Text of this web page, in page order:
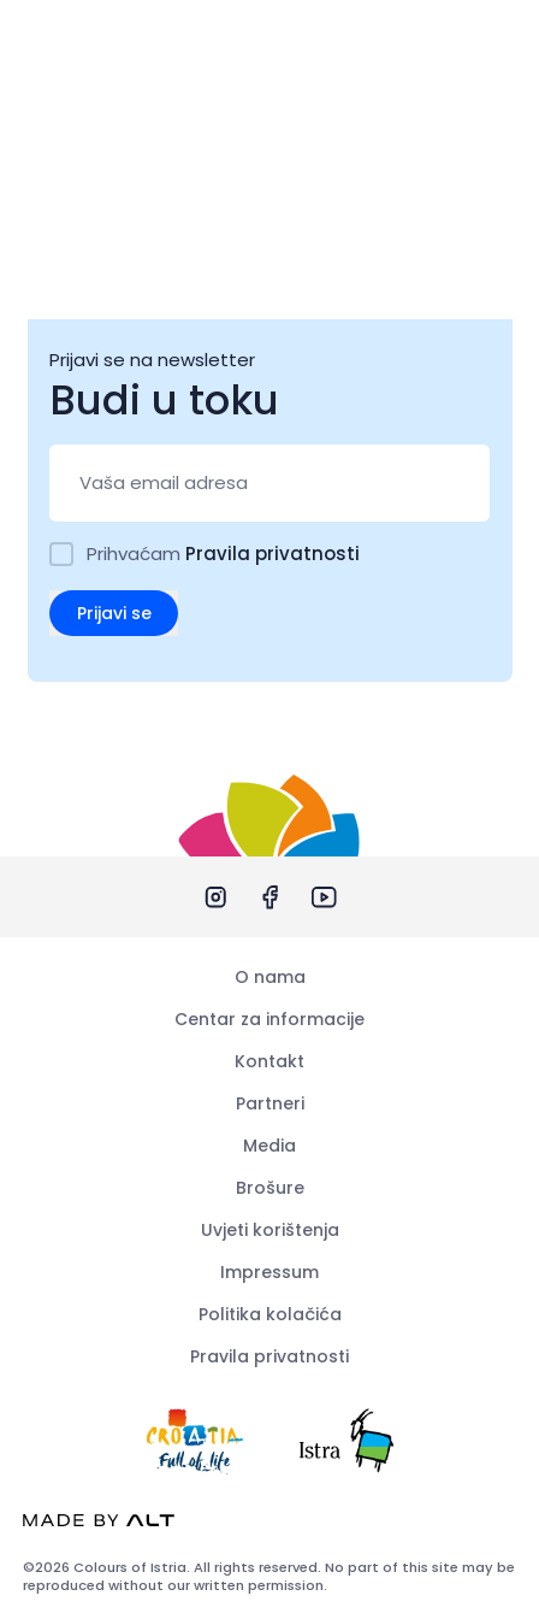
Prijavi se na newsletter
Budi u toku
Prihvaćam Pravila privatnosti
Prijavi se
O nama
Centar za informacije
Kontakt
Partneri
Media
Brošure
Uvjeti korištenja
Impressum
Politika kolačića
Pravila privatnosti
©2026 Colours of Istria. All rights reserved. No part of this site may be
reproduced without our written permission.